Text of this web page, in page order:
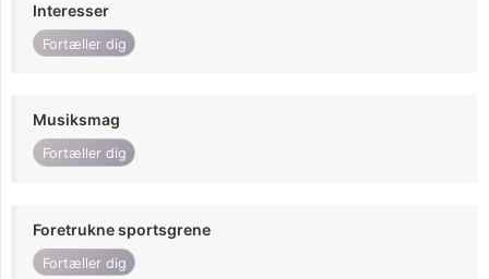
Interesser
Fortæller dig
Musiksmag
Fortæller dig
Foretrukne sportsgrene
Fortæller dig